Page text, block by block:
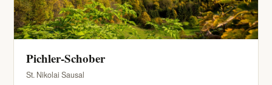
Pichler-Schober
St. Nikolai Sausal